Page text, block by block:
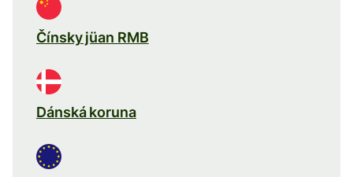
Čínsky jüan RMB
Dánská koruna